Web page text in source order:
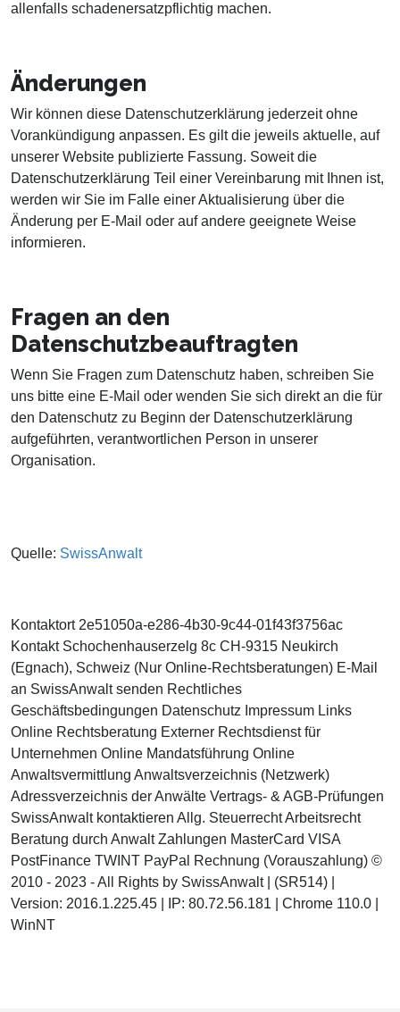
allenfalls schadenersatzpflichtig machen.
Änderungen
Wir können diese Datenschutzerklärung jederzeit ohne
Vorankündigung anpassen. Es gilt die jeweils aktuelle, auf
unserer Website publizierte Fassung. Soweit die
Datenschutzerklärung Teil einer Vereinbarung mit Ihnen ist,
werden wir Sie im Falle einer Aktualisierung über die
Änderung per E-Mail oder auf andere geeignete Weise
informieren.
Fragen an den
Datenschutzbeauftragten
Wenn Sie Fragen zum Datenschutz haben, schreiben Sie
uns bitte eine E-Mail oder wenden Sie sich direkt an die für
den Datenschutz zu Beginn der Datenschutzerklärung
aufgeführten, verantwortlichen Person in unserer
Organisation.
Quelle: SwissAnwalt
Kontaktort 2e51050a-e286-4b30-9c44-01f43f3756ac
Kontakt Schochenhauserzelg 8c CH-9315 Neukirch
(Egnach), Schweiz (Nur Online-Rechtsberatungen) E-Mail
an SwissAnwalt senden Rechtliches
Geschäftsbedingungen Datenschutz Impressum Links
Online Rechtsberatung Externer Rechtsdienst für
Unternehmen Online Mandatsführung Online
Anwaltsvermittlung Anwaltsverzeichnis (Netzwerk)
Adressverzeichnis der Anwälte Vertrags- & AGB-Prüfungen
SwissAnwalt kontaktieren Allg. Steuerrecht Arbeitsrecht
Beratung durch Anwalt Zahlungen MasterCard VISA
PostFinance TWINT PayPal Rechnung (Vorauszahlung) ©
2010 - 2023 - All Rights by SwissAnwalt | (SR514) |
Version: 2016.1.225.45 | IP: 80.72.56.181 | Chrome 110.0 |
WinNT